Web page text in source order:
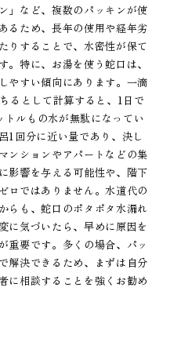
」など、複数のパッキンが使
るため、長年の使用や経年劣
りすることで、水密性が保て
特に、お湯を使う蛇口は、
やすい傾向にあります。一滴
るとして計算すると、1日で
ルもの水が無駄になってい
1回分に近い量であり、決し
ンションやアパートなどの集
影響を与える可能性や、階下
ロではありません。水道代の
らも、蛇口のポタポタ水漏れ
に気づいたら、早めに原因を
重要です。多くの場合、パッ
解決できるため、まずは自分
に相談することを強くお勧め